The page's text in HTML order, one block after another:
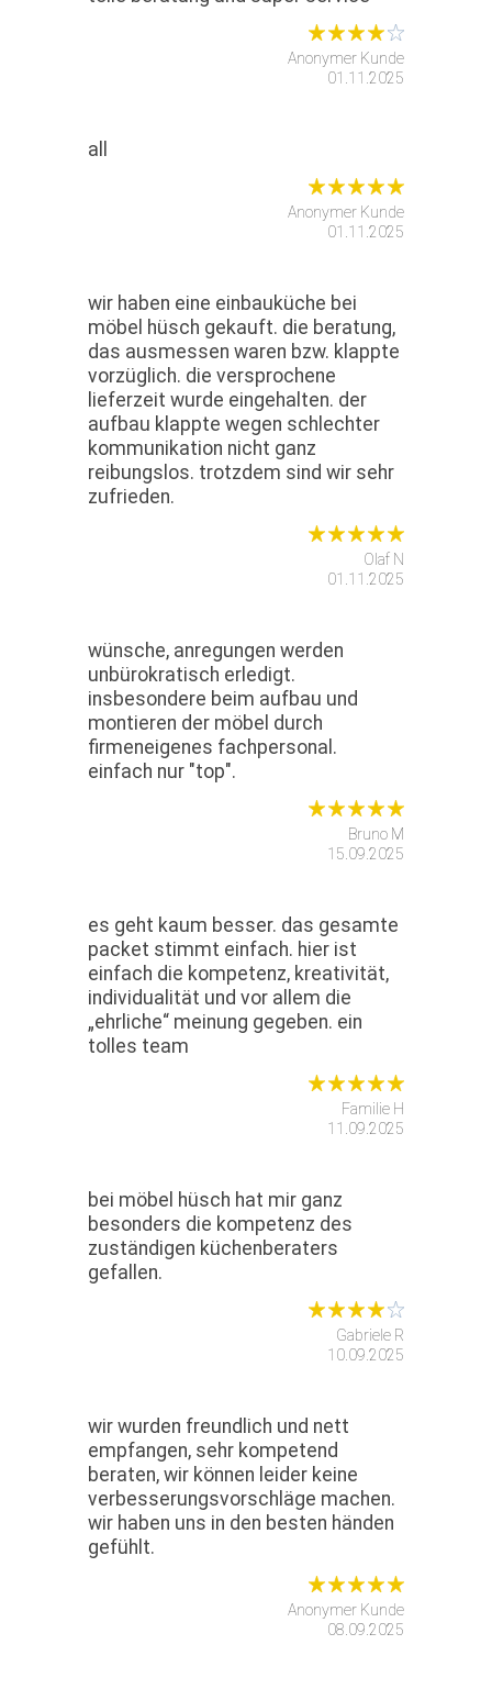
Anonymer Kunde
01.11.2025
all
Anonymer Kunde
01.11.2025
wir haben eine einbauküche bei
möbel hüsch gekauft. die beratung,
das ausmessen waren bzw. klappte
vorzüglich. die versprochene
lieferzeit wurde eingehalten. der
aufbau klappte wegen schlechter
kommunikation nicht ganz
reibungslos. trotzdem sind wir sehr
zufrieden.
Olaf N
01.11.2025
wünsche, anregungen werden
unbürokratisch erledigt.
insbesondere beim aufbau und
montieren der möbel durch
firmeneigenes fachpersonal.
einfach nur "top".
Bruno M
15.09.2025
es geht kaum besser. das gesamte
packet stimmt einfach. hier ist
einfach die kompetenz, kreativität,
individualität und vor allem die
„ehrliche“ meinung gegeben. ein
tolles team
Familie H
11.09.2025
bei möbel hüsch hat mir ganz
besonders die kompetenz des
zuständigen küchenberaters
gefallen.
Gabriele R
10.09.2025
wir wurden freundlich und nett
empfangen, sehr kompetend
beraten, wir können leider keine
verbesserungsvorschläge machen.
wir haben uns in den besten händen
gefühlt.
Anonymer Kunde
08.09.2025